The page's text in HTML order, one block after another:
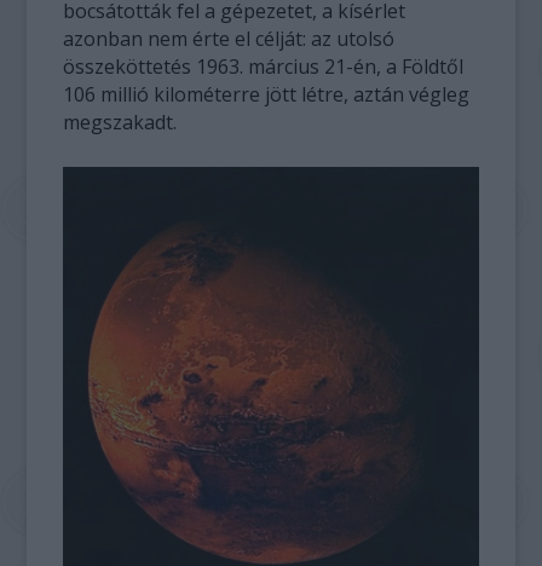
bocsátották fel a gépezetet, a kísérlet
azonban nem érte el célját: az utolsó
összeköttetés 1963. március 21-én, a Földtől
106 millió kilométerre jött létre, aztán végleg
megszakadt.